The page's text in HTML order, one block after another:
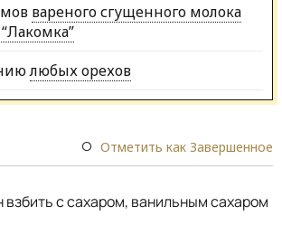
вареного сгущенного молока
любых орехов
Отметить как Завершенное
взбить с сахаром, ванильным сахаром